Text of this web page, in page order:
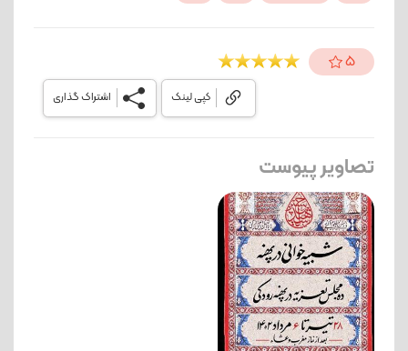
5
اشتراک گذاری کپی لینک
تصاویر پیوست